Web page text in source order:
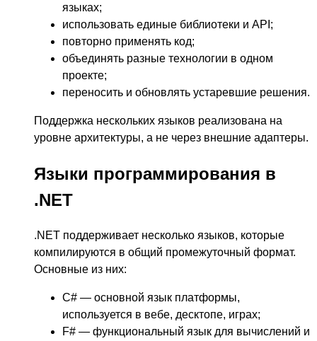
языках;
использовать единые библиотеки и API;
повторно применять код;
объединять разные технологии в одном
проекте;
переносить и обновлять устаревшие решения.
Поддержка нескольких языков реализована на
уровне архитектуры, а не через внешние адаптеры.
Языки программирования в
.NET
.NET поддерживает несколько языков, которые
компилируются в общий промежуточный формат.
Основные из них:
C# — основной язык платформы,
используется в вебе, десктопе, играх;
F# — функциональный язык для вычислений и